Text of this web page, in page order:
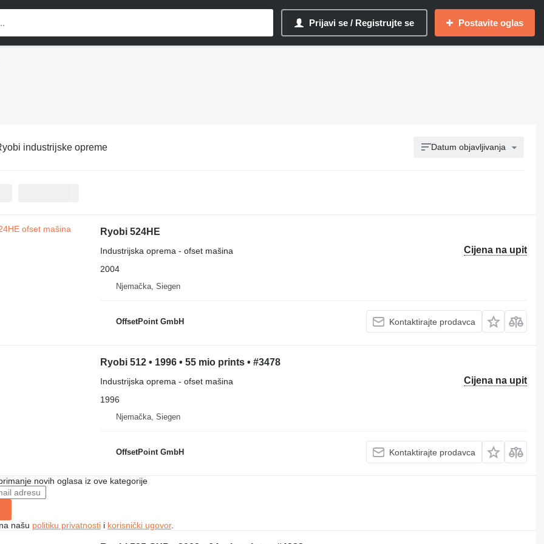
Prijavi se / Registrujte se Postavite oglas
industrijske opreme Datum objavljivanja
Ryobi 524HE
Cijena na upit
Industrijska oprema - ofset mašina
2004
Njemačka, Siegen
OffsetPoint GmbH Kontaktirajte prodavca
Ryobi 512 • 1996 • 55 mio prints • #3478
Cijena na upit
Industrijska oprema - ofset mašina
1996
Njemačka, Siegen
OffsetPoint GmbH Kontaktirajte prodavca
novih oglasa iz ove kategorije
našu politiku privatnostii korisnički ugovor.